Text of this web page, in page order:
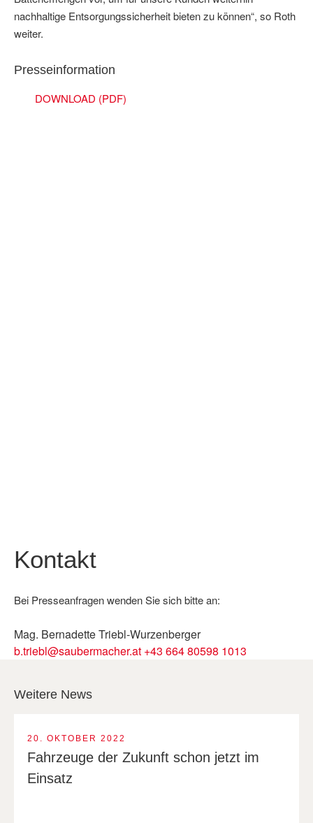
nachhaltige Entsorgungssicherheit bieten zu können“, so Roth
weiter.
Presseinformation
DOWNLOAD (PDF)
Kontakt
Bei Presseanfragen wenden Sie sich bitte an:
Mag. Bernadette Triebl-Wurzenberger
b.triebl@saubermacher.at +43 664 80598 1013
Weitere News
20. OKTOBER 2022
Fahrzeuge der Zukunft schon jetzt im
Einsatz